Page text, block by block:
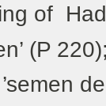
of
(P